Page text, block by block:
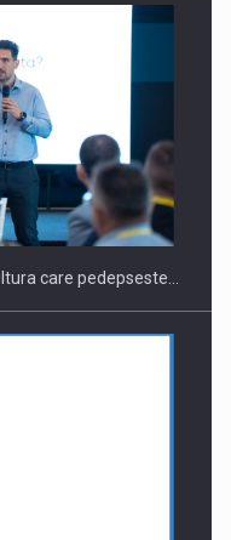
care pedepseste…